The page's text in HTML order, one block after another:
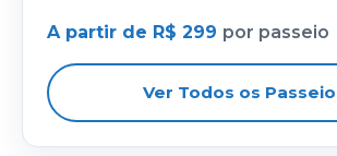
A partir de R$ 299 por passeio
Ver Todos os